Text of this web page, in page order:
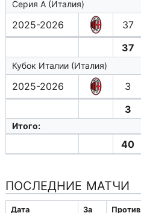
Серия А (Италия)
2025-2026 37
37
Кубок Италии (Италия)
2025-2026 3
3
Итого:
40
ПОСЛЕДНИЕ МАТЧИ
Дата За Против